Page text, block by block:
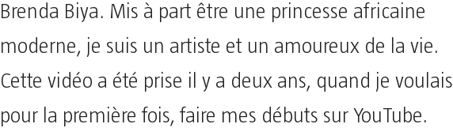
Brenda Biya. Mis à part être une princesse africaine
moderne, je suis un artiste et un amoureux de la vie.
Cette vidéo a été prise il y a deux ans, quand je voulais
pour la première fois, faire mes débuts sur YouTube.